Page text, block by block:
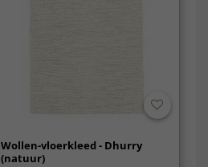
Wollen-vloerkleed - Dhurry
(natuur)